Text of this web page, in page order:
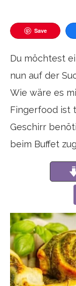
Save
Du möchtest
nun auf der
Wie wäre es
Fingerfood ist
Geschirr
beim Buffet